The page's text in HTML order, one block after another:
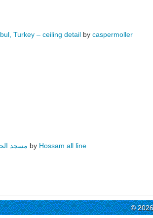
Turkey – ceiling detail by caspermoller
مسجد by Hossam all line
©